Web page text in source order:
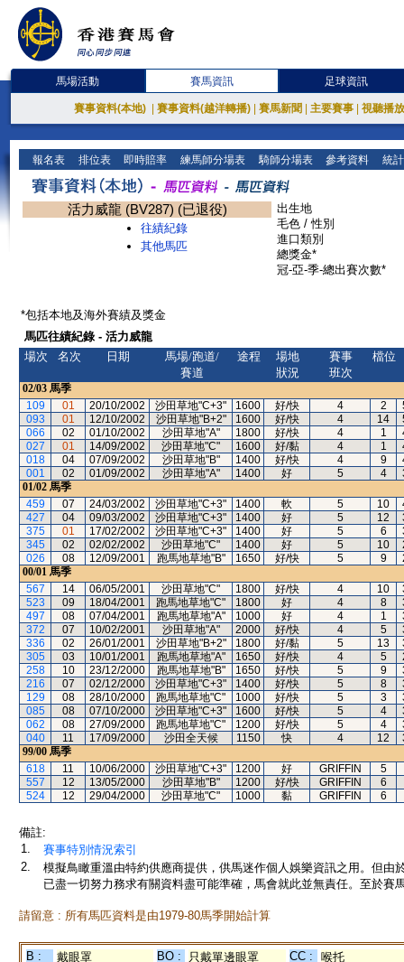
馬場活動 賽馬資訊 足球資訊
賽事資料(本地) 賽事資料(越洋轉播) 賽馬新聞 主要賽事 視聽播
報名表 排位表 即時賠率 練馬師分場表 騎師分場表 參考資料 統
活力威龍 (BV287) (已退役)
往績紀錄
其他馬匹
出生地
毛色 / 性別
進口類別
總獎金*
冠-亞-季-總出賽次數*
*包括本地及海外賽績及獎金
馬匹往績紀錄 - 活力威龍
場次
名次 日期
馬場/跑道/
賽道
途程
場地
狀況
賽事
班次
檔位
02/03 馬季
109
01 20/10/2002 沙田草地"C+3" 1600 好/快 4 2
093
01 12/10/2002 沙田草地"B+2" 1600 好/快 4 14
066
02 01/10/2002 沙田草地"A" 1800 好/快 4 1
027
01 14/09/2002 沙田草地"C" 1600 好/黏 4 1
018
04 07/09/2002 沙田草地"B" 1400 好/快 4 9
001
02 01/09/2002 沙田草地"A" 1400 好 5 4
01/02 馬季
459
07 24/03/2002 沙田草地"C+3" 1400 軟 5 10
427
04 09/03/2002 沙田草地"C+3" 1400 好 5 12
375
01 17/02/2002 沙田草地"C+3" 1400 好 5 6
345
02 02/02/2002 沙田草地"C" 1400 好 5 10
026
08 12/09/2001 跑馬地草地"B" 1650 好/快 5 9
00/01 馬季
567
14 06/05/2001 沙田草地"C" 1800 好/快 4 10
523
09 18/04/2001 跑馬地草地"C" 1800 好 4 8
497
08 07/04/2001 跑馬地草地"A" 1000 好 4 1
372
07 10/02/2001 沙田草地"A" 2000 好/快 4 5
336
02 26/01/2001 沙田草地"B+2" 1800 好/黏 5 13
305
03 10/01/2001 跑馬地草地"A" 1650 好/快 4 5
258
10 23/12/2000 跑馬地草地"B" 1650 好/快 5 9
216
07 02/12/2000 沙田草地"C+3" 1400 好/快 5 8
129
08 28/10/2000 跑馬地草地"C" 1000 好/快 5 3
085
08 07/10/2000 沙田草地"C+3" 1600 好/快 5 4
062
08 27/09/2000 跑馬地草地"C" 1200 好/快 5 4
040
11 17/09/2000 沙田全天候 1150 快 4 12
99/00 馬季
618
11 10/06/2000 沙田草地"C+3" 1200 好 GRIFFIN
5
557
12 13/05/2000 沙田草地"B" 1200 好/快 GRIFFIN
6
524
12 29/04/2000 沙田草地"C" 1000 黏 GRIFFIN 6
備註:
1.
賽事特別情況索引
2.
模擬鳥瞰重溫由特約供應商提供，供馬迷作個人娛樂資訊之用。但
已盡一切努力務求有關資料盡可能準確，馬會就此並無責任。至於賽
請留意 : 所有馬匹資料是由1979-80馬季開始計算
B : 戴眼罩 BO : 只戴單邊眼罩 CC :
喉托